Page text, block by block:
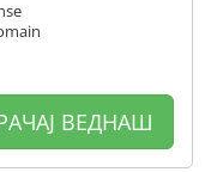
ВЕДНАШ